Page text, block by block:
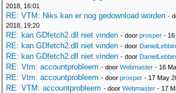
2018, 16:01
RE: VTM: Niks kan er nog gedownload worden -
2018, 19:20
RE: kan GDfetch2.dll niet vinden - door prosper - 16
RE: kan GDfetch2.dll niet vinden - door
RE: kan GDfetch2.dll niet vinden - door
RE: Vtm: accountprobleem - door Webmaster - 16
RE: Vtm: accountprobleem - door prosper - 17 May
RE: VTM: accountprobleem - door Webmaster - 17